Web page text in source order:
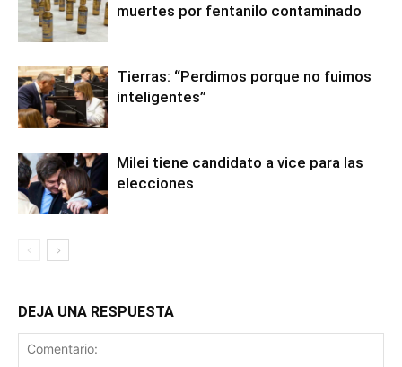
muertes por fentanilo contaminado
Tierras: “Perdimos porque no fuimos
inteligentes”
Milei tiene candidato a vice para las
elecciones
DEJA UNA RESPUESTA